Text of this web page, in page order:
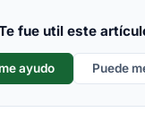
fue util este
ayudo Puede